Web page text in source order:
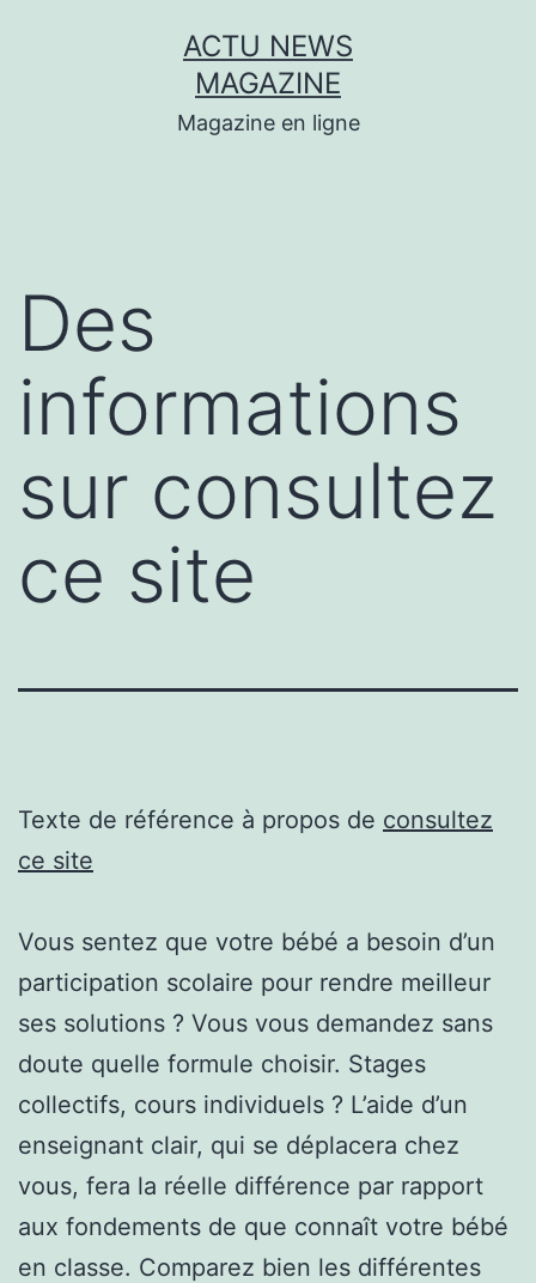
ACTU NEWS
MAGAZINE
Magazine en ligne
Des
informations
sur consultez
ce site
Texte de référence à propos de consultez
ce site
Vous sentez que votre bébé a besoin d’un
participation scolaire pour rendre meilleur
ses solutions ? Vous vous demandez sans
doute quelle formule choisir. Stages
collectifs, cours individuels ? L’aide d’un
enseignant clair, qui se déplacera chez
vous, fera la réelle différence par rapport
aux fondements de que connaît votre bébé
en classe. Comparez bien les différentes